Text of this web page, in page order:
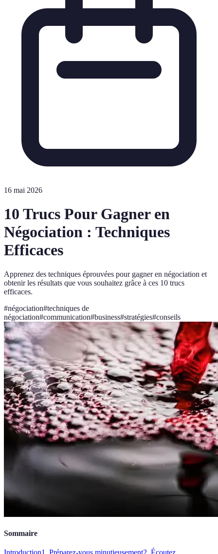
16 mai 2026
10 Trucs Pour Gagner en
Négociation : Techniques
Efficaces
Apprenez des techniques éprouvées pour gagner en négociation et
obtenir les résultats que vous souhaitez grâce à ces 10 trucs
efficaces.
#négociation#techniques de
négociation#communication#business#stratégies#conseils
Sommaire